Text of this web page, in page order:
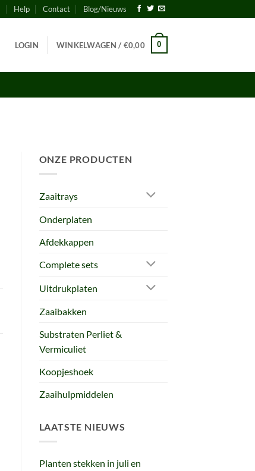
Help Contact Blog/Nieuws
LOGIN WINKELWAGEN / €0,00 0
ONZE PRODUCTEN
Zaaitrays
Onderplaten
Afdekkappen
Complete sets
Uitdrukplaten
Zaaibakken
Substraten Perliet &
Vermiculiet
Koopjeshoek
Zaaihulpmiddelen
LAATSTE NIEUWS
Planten stekken in juli en